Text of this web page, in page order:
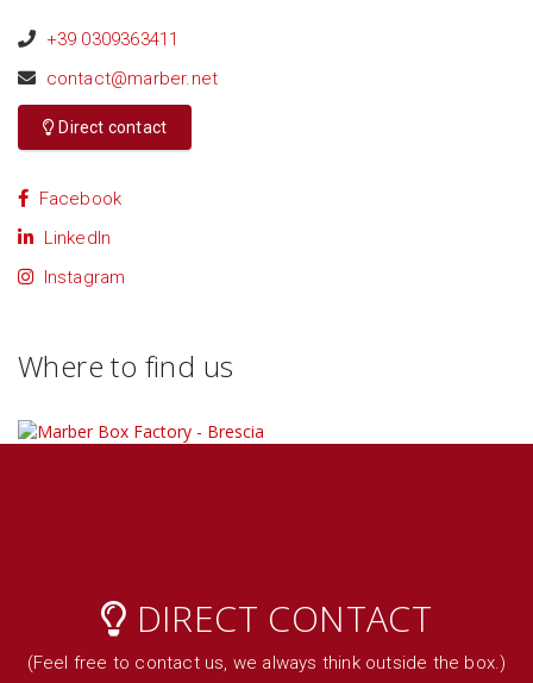
+39 0309363411
contact@marber.net
Direct contact
Facebook
LinkedIn
Instagram
Where to find us
DIRECT CONTACT
(Feel free to contact us, we always think outside the box.)